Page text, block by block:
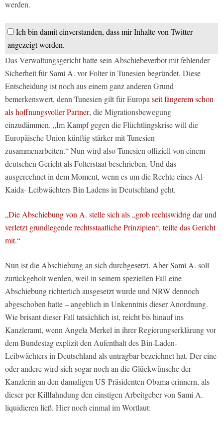
werden.
Ich bin damit einverstanden, dass mir Inhalte von Twitter
angezeigt werden.
Das Verwaltungsgericht hatte sein Abschiebeverbot mit fehlender
Sicherheit für Sami A. vor Folter in Tunesien begründet. Diese
Entscheidung ist noch aus einem ganz anderen Grund
bemerkenswert, denn Tunesien gilt für Europa seit längerem schon
als hoffnungsvoller Partner, die Migrationsbewegung
einzudämmen. „Im Kampf gegen die Flüchtlingskrise will die
Europäische Union künftig stärker mit Tunesien
zusammenarbeiten.“ Nun wird also Tunesien offiziell von einem
deutschen Gericht als Folterstaat beschrieben. Und das
ausgerechnet in dem Moment, wenn es um die Rechte eines Al-
Kaida- Leibwächters Bin Ladens in Deutschland geht.
„Die Abschiebung von A. stelle sich als „grob rechtswidrig dar und
verletzt grundlegende rechtsstaatliche Prinzipien“, teilte das Gericht
mit.“
Nun ist die Abschiebung an sich durchgesetzt. Aber Sami A. soll
zurückgeholt werden, weil in seinem speziellen Fall eine
Abschiebung richterlich ausgesetzt wurde und NRW dennoch
abgeschoben hatte – angeblich in Unkenntnis dieser Anordnung.
Wie brisant dieser Fall tatsächlich ist, reicht bis hinauf ins
Kanzleramt, wenn Angela Merkel in ihrer Regierungserklärung vor
dem Bundestag explizit den Aufenthalt des Bin-Laden-
Leibwächters in Deutschland als untragbar bezeichnet hat. Der eine
oder andere wird sich sogar noch an die Glückwünsche der
Kanzlerin an den damaligen US-Präsidenten Obama erinnern, als
dieser per Killfahndung den einstigen Arbeitgeber von Sami A.
liquidieren ließ. Hier noch einmal im Wortlaut: